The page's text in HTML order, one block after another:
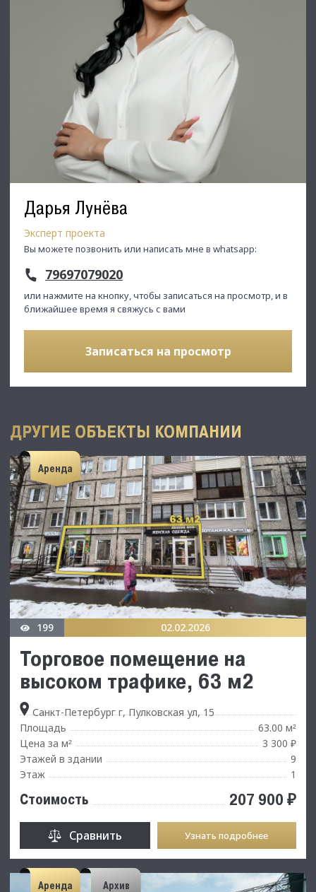
Дарья Лунёва
Эксперт проекта
Вы можете позвонить или написать мне в whatsapp:
79697079020
или нажмите на кнопку, чтобы записаться на просмотр, и в
ближайшее время я свяжусь с вами
Записаться на просмотр
⭐ Добавьте объявление в Избранное, чтобы не потерять!
С Уважением, Дарья Лунева.
Недвижимость Северо-Запада.
ДРУГИЕ ОБЪЕКТЫ КОМПАНИИ
Аренда
199 02.02.2026
Торговое помещение на
высоком трафике, 63 м2
Санкт-Петербург г, Пулковская ул, 15
Площадь
63.00 м²
Цена за м²
3 300 ₽
Этажей в здании
9
Этаж
1
Стоимость 207 900 ₽
Сравнить Узнать подробнее
Аренда Архив